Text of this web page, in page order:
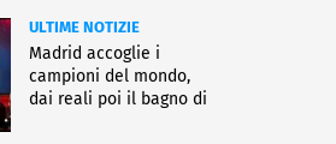
ULTIME NOTIZIE
Madrid accoglie i
campioni del mondo,
dai reali poi il bagno di